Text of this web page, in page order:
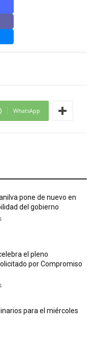
WhatsApp
pone de nuevo en
del gobierno
el pleno
por Compromiso
para el miércoles